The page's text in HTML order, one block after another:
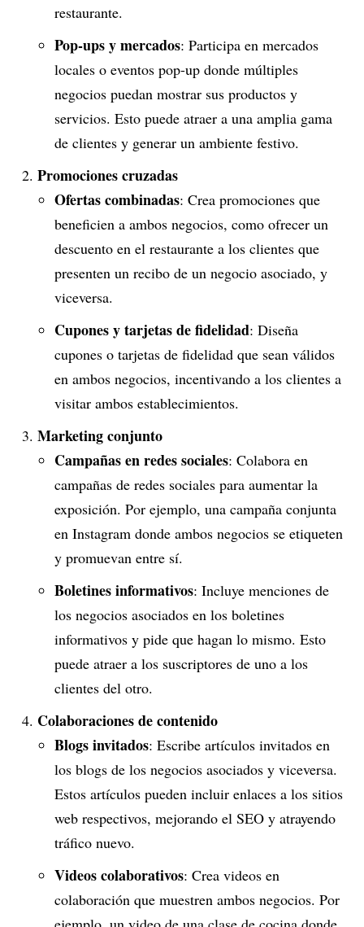
restaurante.
Pop-ups y mercados: Participa en mercados
locales o eventos pop-up donde múltiples
negocios puedan mostrar sus productos y
servicios. Esto puede atraer a una amplia gama
de clientes y generar un ambiente festivo.
Promociones cruzadas
Ofertas combinadas: Crea promociones que
beneficien a ambos negocios, como ofrecer un
descuento en el restaurante a los clientes que
presenten un recibo de un negocio asociado, y
viceversa.
Cupones y tarjetas de fidelidad: Diseña
cupones o tarjetas de fidelidad que sean válidos
en ambos negocios, incentivando a los clientes a
visitar ambos establecimientos.
Marketing conjunto
Campañas en redes sociales: Colabora en
campañas de redes sociales para aumentar la
exposición. Por ejemplo, una campaña conjunta
en Instagram donde ambos negocios se etiqueten
y promuevan entre sí.
Boletines informativos: Incluye menciones de
los negocios asociados en los boletines
informativos y pide que hagan lo mismo. Esto
puede atraer a los suscriptores de uno a los
clientes del otro.
Colaboraciones de contenido
Blogs invitados: Escribe artículos invitados en
los blogs de los negocios asociados y viceversa.
Estos artículos pueden incluir enlaces a los sitios
web respectivos, mejorando el SEO y atrayendo
tráfico nuevo.
Videos colaborativos: Crea videos en
colaboración que muestren ambos negocios. Por